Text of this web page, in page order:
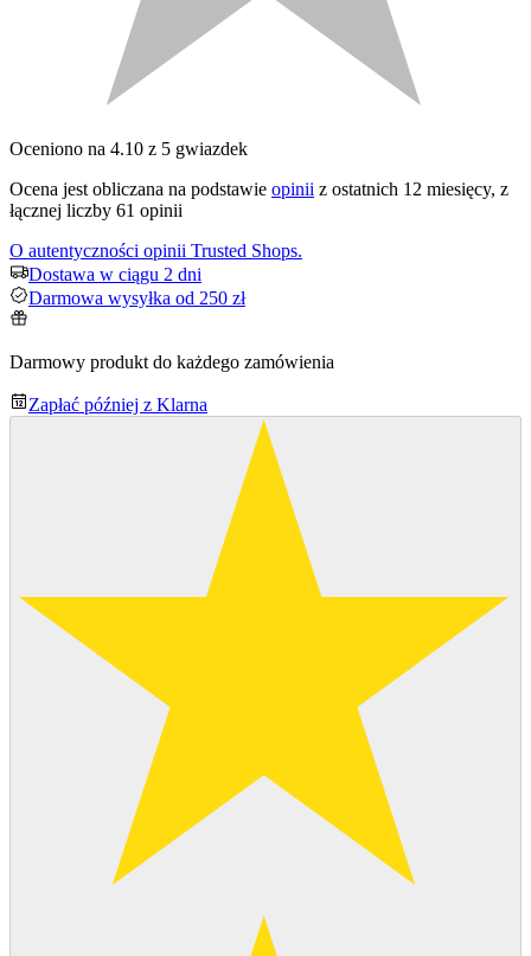
Oceniono na 4.10 z 5 gwiazdek
Ocena jest obliczana na podstawie opinii z ostatnich 12 miesięcy, z
łącznej liczby 61 opinii
O autentyczności opinii Trusted Shops.
Dostawa w ciągu 2 dni
Darmowa wysyłka od 250 zł
Darmowy produkt do każdego zamówienia
Zapłać później z Klarna